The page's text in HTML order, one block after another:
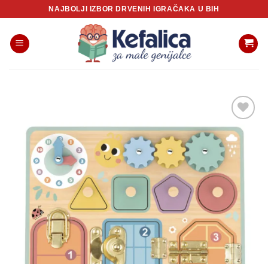
content
NAJBOLJI IZBOR DRVENIH IGRAČAKA U BIH
Sačuvaj
proizvod